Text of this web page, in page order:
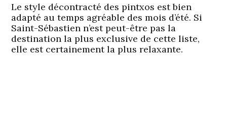
Le style décontracté des pintxos est bien
adapté au temps agréable des mois d’été. Si
Saint-Sébastien n’est peut-être pas la
destination la plus exclusive de cette liste,
elle est certainement la plus relaxante.